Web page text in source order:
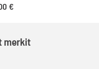
€
merkit